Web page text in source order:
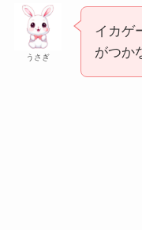
うさぎ
イカゲ
がつか